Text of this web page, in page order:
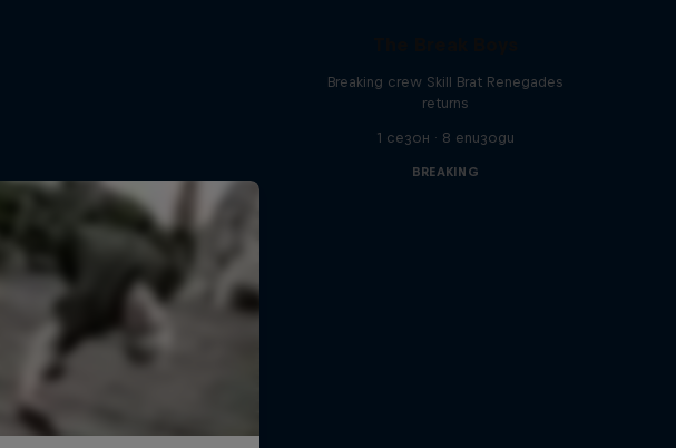
Breaking crew Skill Brat Renegades
returns
1 сезон · 8 епизоди
BREAKING